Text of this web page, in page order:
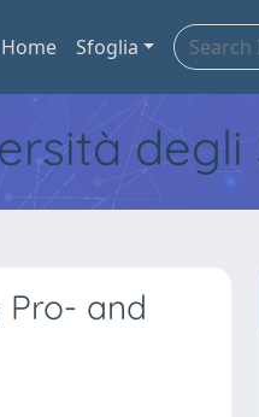
Home Sfoglia
degli
Pro- and